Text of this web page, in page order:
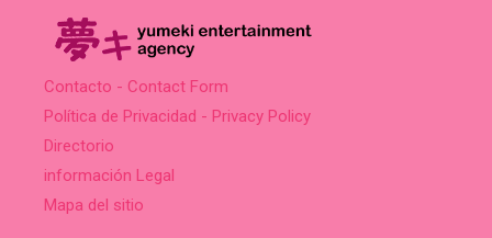
Contacto - Contact Form
Política de Privacidad - Privacy Policy
Directorio
información Legal
Mapa del sitio